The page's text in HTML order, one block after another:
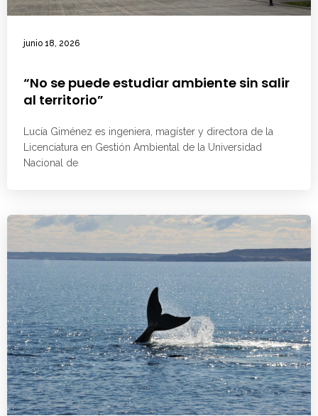
junio 18, 2026
“No se puede estudiar ambiente sin salir
al territorio”
Lucía Giménez es ingeniera, magíster y directora de la
Licenciatura en Gestión Ambiental de la Universidad
Nacional de